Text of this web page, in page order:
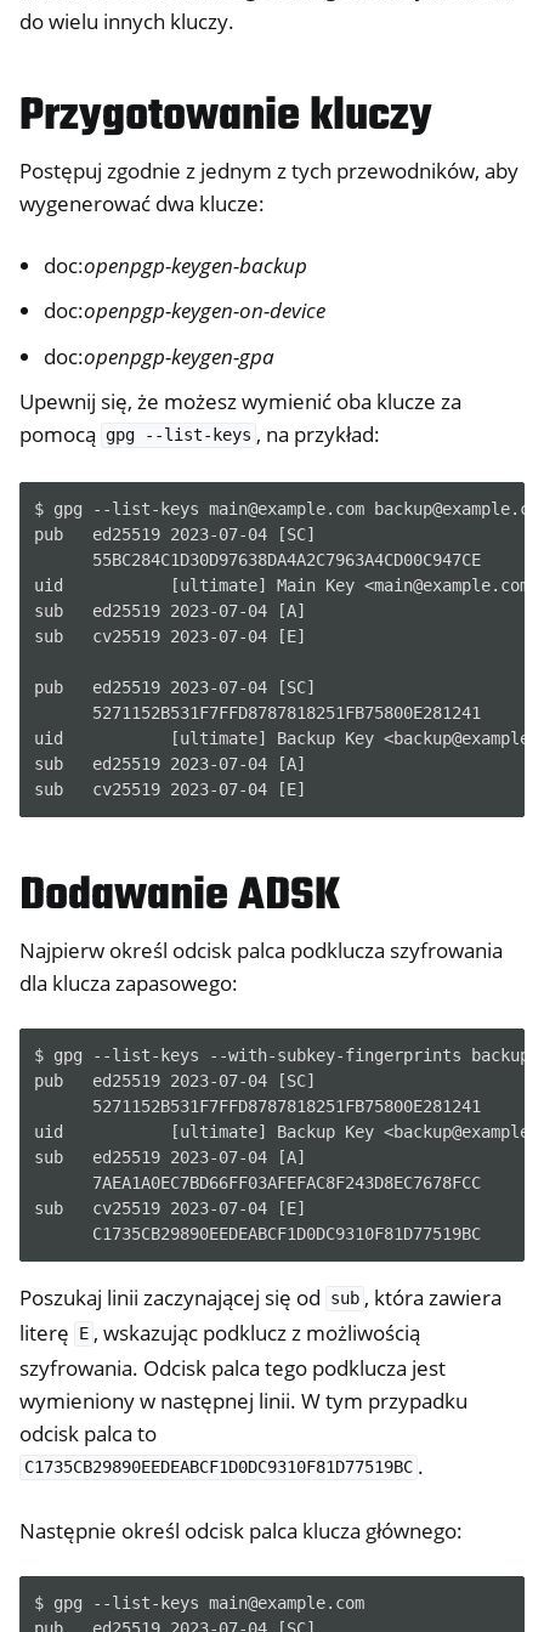
navigation of HSM
navigation of Nitrokey 3
navigation of Nitrokey Passkey
navigation of Nitrokey FIDO2
navigation of Nitrokey HSM 2
navigation of Nitrokey Pro 2
navigation of Nitrokey Start
navigation of Nitrokey Storage 2
navigation of NitroPad, NitroPC
navigation of NitroPhone, NitroTablet
navigation of NextBox
navigation of NetHSM
navigation of NitroWall NW750
do wielu innych kluczy.
Przygotowanie kluczy
Postępuj zgodnie z jednym z tych przewodników, aby
wygenerować dwa klucze:
doc:openpgp-keygen-backup
doc:openpgp-keygen-on-device
doc:openpgp-keygen-gpa
Upewnij się, że możesz wymienić oba klucze za
pomocą gpg --list-keys , na przykład:
$ gpg --list-keys main@example.com
pub   ed25519 2023-07-04 [SC]
      55BC284C1D30D97638DA4A2C7963A4CD00C947CE
uid           [ultimate] Main Key <main@example.com>
sub   ed25519 2023-07-04 [A]
sub   cv25519 2023-07-04 [E]
pub   ed25519 2023-07-04 [SC]
      5271152B531F7FFD8787818251FB75800E281241
uid           [ultimate] Backup Key
sub   ed25519 2023-07-04 [A]
Dodawanie ADSK
Najpierw określ odcisk palca podklucza szyfrowania
dla klucza zapasowego:
$ gpg --list-keys --with-subkey-fingerprints
pub   ed25519 2023-07-04 [SC]
      5271152B531F7FFD8787818251FB75800E281241
uid           [ultimate] Backup Key
sub   ed25519 2023-07-04 [A]
      7AEA1A0EC7BD66FF03AFEFAC8F243D8EC7678FCC
sub   cv25519 2023-07-04 [E]
Poszukaj linii zaczynającej się od sub , która zawiera
literę
E , wskazując podklucz z możliwością
szyfrowania. Odcisk palca tego podklucza jest
wymieniony w następnej linii. W tym przypadku
odcisk palca to
C1735CB29890EEDEABCF1D0DC9310F81D77519BC .
Następnie określ odcisk palca klucza głównego:
$ gpg --list-keys main@example.com
pub   ed25519 2023-07-04 [SC]